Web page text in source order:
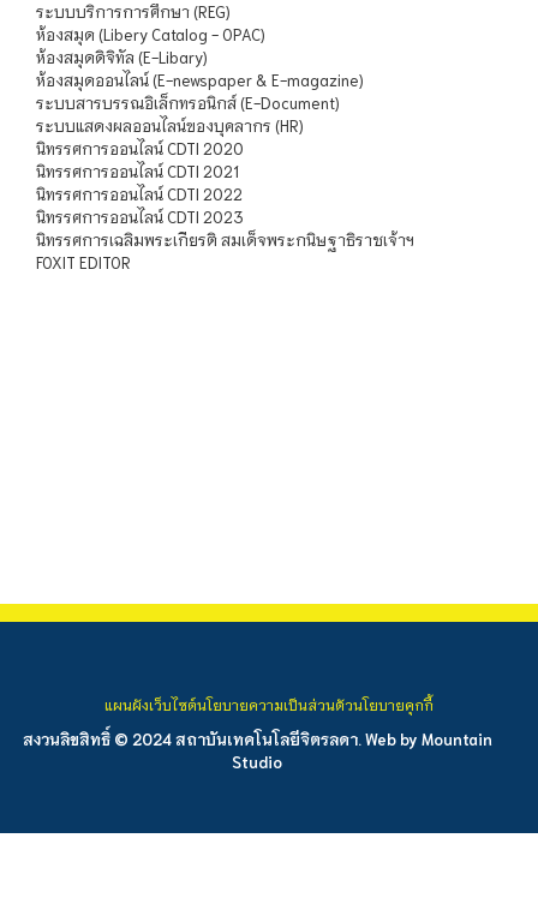
ระบบบริการการศึกษา (REG)
ห้องสมุด (Libery Catalog - OPAC)
ห้องสมุดดิจิทัล (E-Libary)
ห้องสมุดออนไลน์ (E-newspaper & E-magazine)
ระบบสารบรรณอิเล็กทรอนิกส์ (E-Document)
ระบบแสดงผลออนไลน์ของบุคลากร (HR)
นิทรรศการออนไลน์ CDTI 2020
นิทรรศการออนไลน์ CDTI 2021
นิทรรศการออนไลน์ CDTI 2022
นิทรรศการออนไลน์ CDTI 2023
นิทรรศการเฉลิมพระเกียรติ สมเด็จพระกนิษฐาธิราชเจ้าฯ
FOXIT EDITOR
สงวนลิขสิทธิ์ © 2024 สถาบันเทคโนโลยีจิตรลดา. Web by Mountain
Studio
แผนผังเว็บไซต์นโยบายความเป็นส่วนตัวนโยบายคุกกี้